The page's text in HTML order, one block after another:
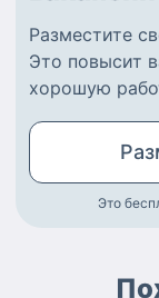
Разместите
Это повысит
хорошую
Это